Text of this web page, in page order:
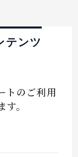
テンツ
トのご利用
。